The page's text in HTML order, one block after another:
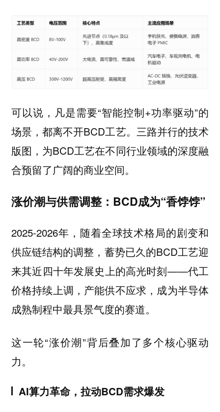
可以说，凡是需要“智能控制+功率驱动”的
场景，都离不开BCD工艺。三路并行的技术
版图，为BCD工艺在不同行业领域的深度融
合预留了广阔的商业空间。
涨价潮与供需调整：BCD成为“香饽饽”
2025-2026年，随着全球技术格局的剧变和
供应链结构的调整，蓄势已久的BCD工艺迎
来其近四十年发展史上的高光时刻——代工
价格持续上调，产能供不应求，成为半导体
成熟制程中最具景气度的赛道。
这一轮“涨价潮”背后叠加了多个核心驱动
力。
AI算力革命，拉动BCD需求爆发